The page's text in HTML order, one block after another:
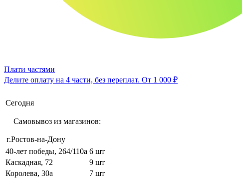
Плати частями
Делите оплату на 4 части, без переплат. От 1 000 ₽
Сегодня
Самовывоз из магазинов:
г.Ростов-на-Дону
40-лет победы, 264/110а 6 шт
Каскадная, 72
9 шт
Королева, 30а
7 шт